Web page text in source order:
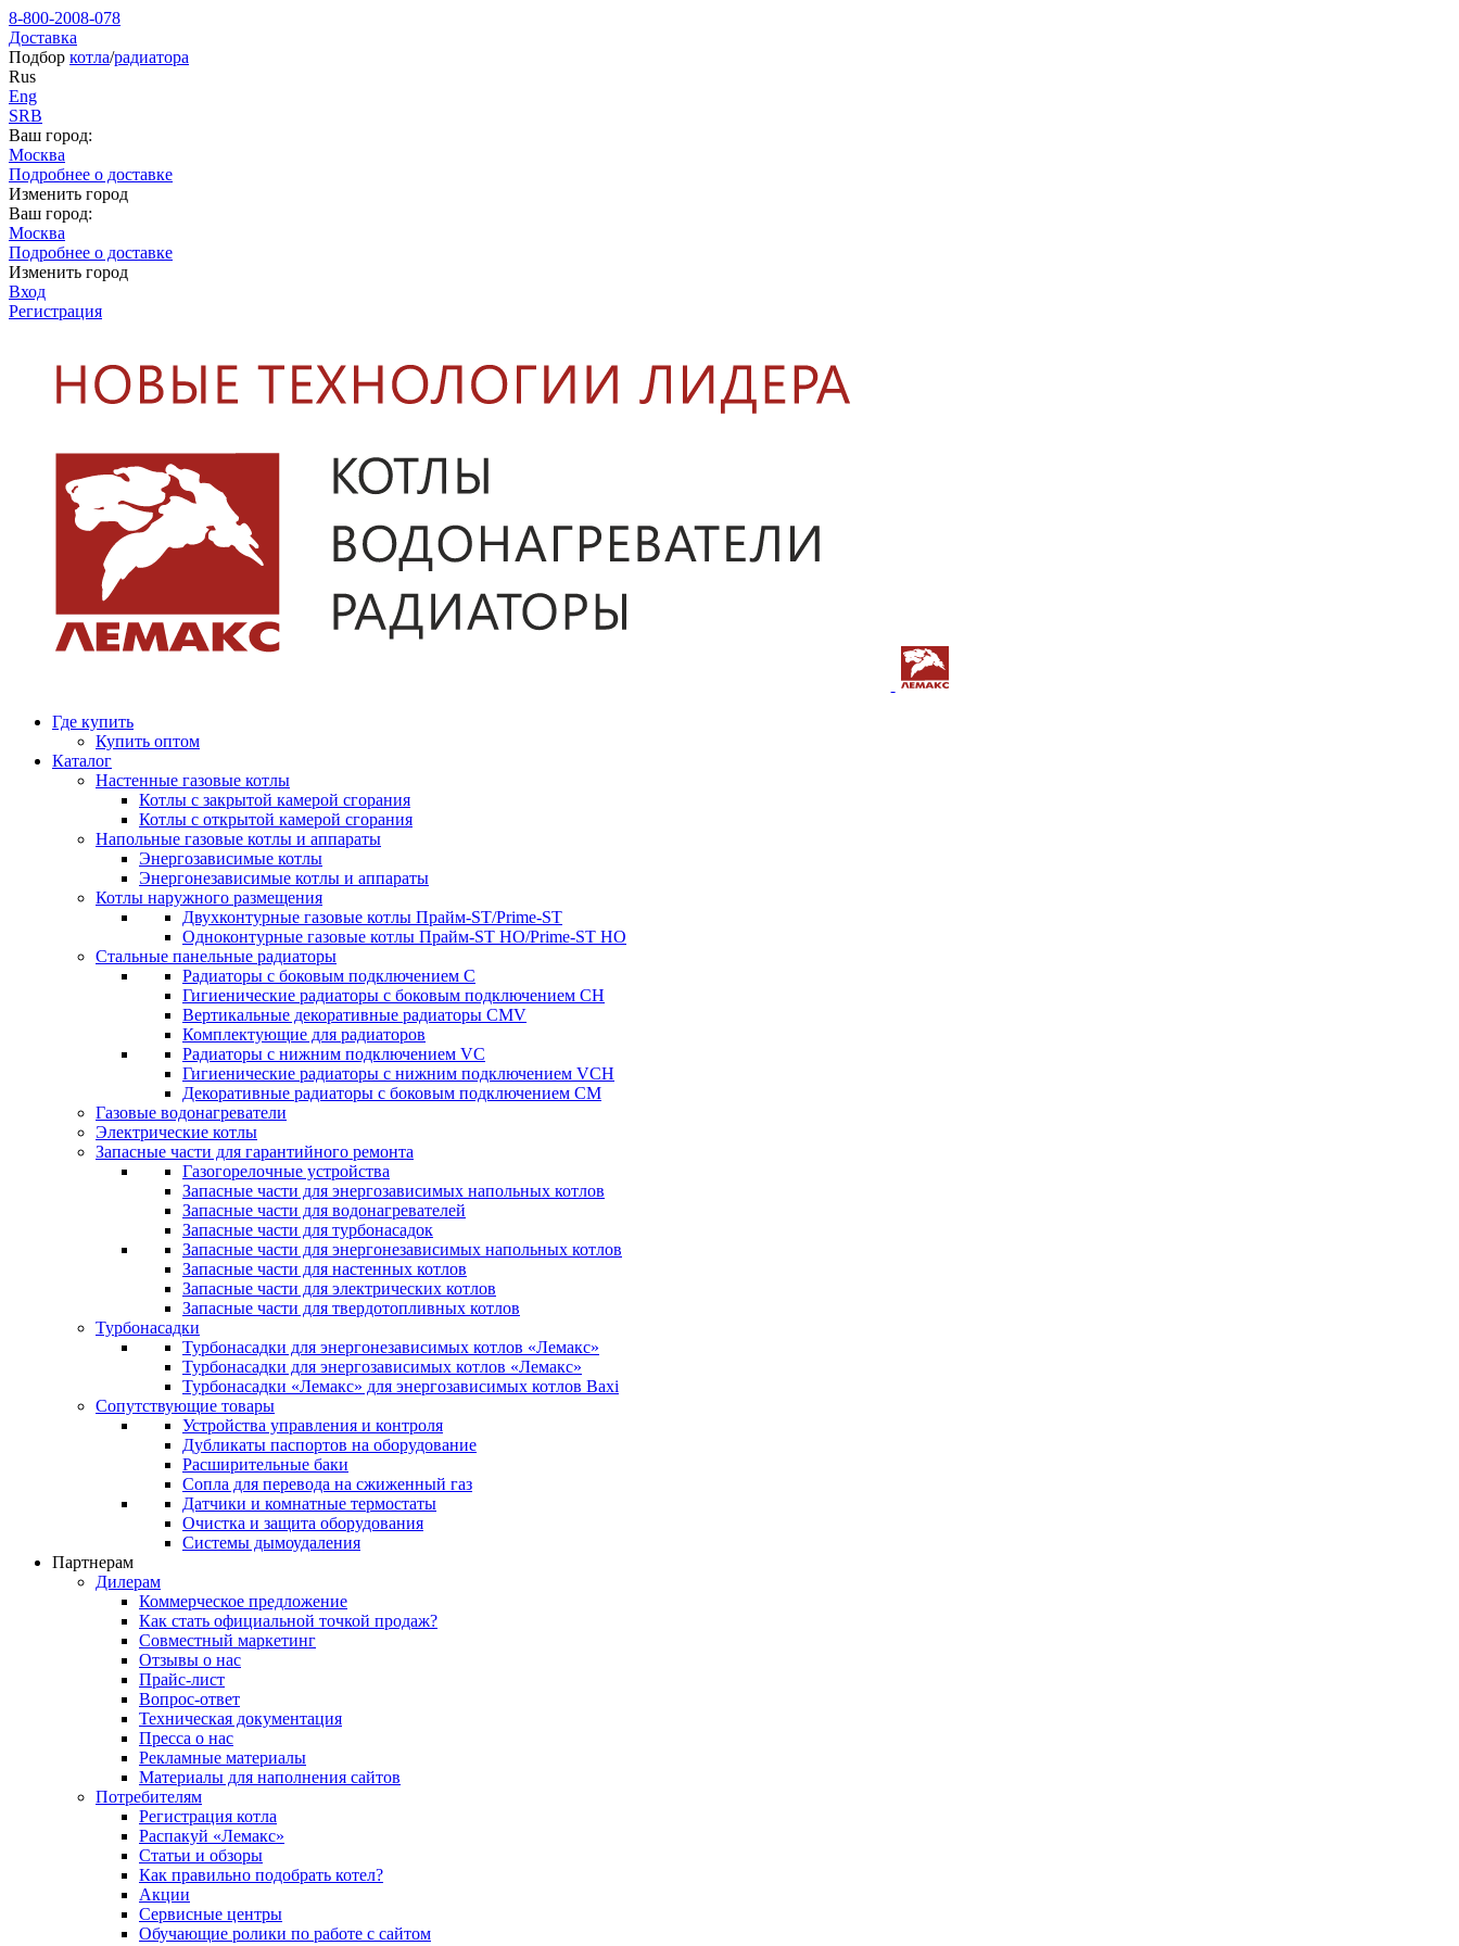
8-800-2008-078
Доставка
Подбор котла/радиатора
Rus
Eng
SRB
Ваш город:
Москва
Подробнее о доставке
Изменить город
Ваш город:
Москва
Подробнее о доставке
Изменить город
Вход
Регистрация
Где купить
Купить оптом
Каталог
Настенные газовые котлы
Котлы с закрытой камерой сгорания
Котлы с открытой камерой сгорания
Напольные газовые котлы и аппараты
Энергозависимые котлы
Энергонезависимые котлы и аппараты
Котлы наружного размещения
Двухконтурные газовые котлы Прайм-ST/Prime-ST
Одноконтурные газовые котлы Прайм-ST HO/Prime-ST HO
Стальные панельные радиаторы
Радиаторы c боковым подключением C
Гигиенические радиаторы c боковым подключением CH
Вертикальные декоративные радиаторы CMV
Комплектующие для радиаторов
Радиаторы c нижним подключением VC
Гигиенические радиаторы c нижним подключением VCH
Декоративные радиаторы с боковым подключением CM
Газовые водонагреватели
Электрические котлы
Запасные части для гарантийного ремонта
Газогорелочные устройства
Запасные части для энергозависимых напольных котлов
Запасные части для водонагревателей
Запасные части для турбонасадок
Запасные части для энергонезависимых напольных котлов
Запасные части для настенных котлов
Запасные части для электрических котлов
Запасные части для твердотопливных котлов
Турбонасадки
Турбонасадки для энергонезависимых котлов «Лемакс»
Турбонасадки для энергозависимых котлов «Лемакс»
Турбонасадки «Лемакс» для энергозависимых котлов Baxi
Сопутствующие товары
Устройства управления и контроля
Дубликаты паспортов на оборудование
Расширительные баки
Сопла для перевода на сжиженный газ
Датчики и комнатные термостаты
Очистка и защита оборудования
Системы дымоудаления
Партнерам
Дилерам
Коммерческое предложение
Как стать официальной точкой продаж?
Совместный маркетинг
Отзывы о нас
Прайс-лист
Вопрос-ответ
Техническая документация
Пресса о нас
Рекламные материалы
Материалы для наполнения сайтов
Потребителям
Регистрация котла
Распакуй «Лемакс»
Статьи и обзоры
Как правильно подобрать котел?
Акции
Сервисные центры
Обучающие ролики по работе с сайтом